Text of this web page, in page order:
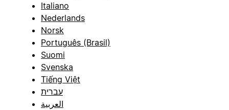
Italiano
Nederlands
Norsk
Português (Brasil)
Suomi
Svenska
Tiếng Việt
עברית
العربية